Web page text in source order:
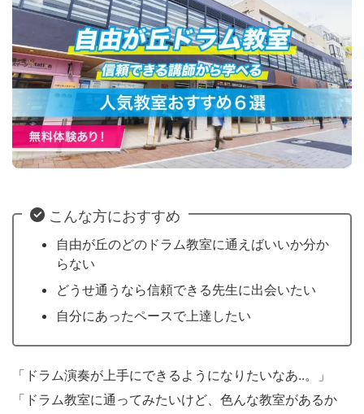
こんな方におすすめ
自由が丘のどのドラム教室に通えばいいか分か
らない
どうせ通うなら信頼できる先生に出会いたい
自分にあったペースで上達したい
「ドラム演奏が上手にできるようになりたいなあ..。」
「ドラム教室に通ってみたいけど、色んな教室があるか